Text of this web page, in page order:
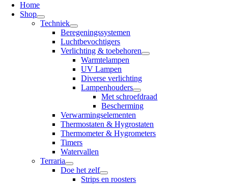
Home
Shop
Techniek
Beregeningssystemen
Luchtbevochtigers
Verlichting & toebehoren
Warmtelampen
UV Lampen
Diverse verlichting
Lampenhouders
Met schroefdraad
Bescherming
Verwarmingselementen
Thermostaten & Hygrostaten
Thermometer & Hygrometers
Timers
Watervallen
Terraria
Doe het zelf
Strips en roosters